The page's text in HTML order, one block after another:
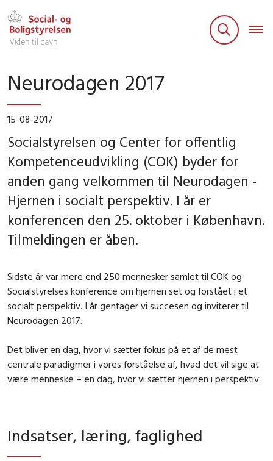
Neurodagen 2017
15-08-2017
Socialstyrelsen og Center for offentlig
Kompetenceudvikling (COK) byder for
anden gang velkommen til Neurodagen -
Hjernen i socialt perspektiv. I år er
konferencen den 25. oktober i København.
Tilmeldingen er åben.
Sidste år var mere end 250 mennesker samlet til COK og
Socialstyrelses konference om hjernen set og forstået i et
socialt perspektiv. I år gentager vi succesen og inviterer til
Neurodagen 2017.
Det bliver en dag, hvor vi sætter fokus på et af de mest
centrale paradigmer i vores forståelse af, hvad det vil sige at
være menneske – en dag, hvor vi sætter hjernen i perspektiv.
Indsatser, læring, faglighed